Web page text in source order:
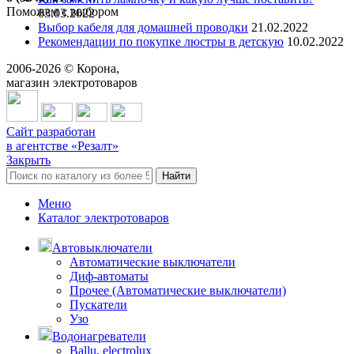
Поможем с выбором
03.03.2022
Выбор кабеля для домашней проводки 21.02.2022
Рекомендации по покупке люстры в детскую 10.02.2022
2006-2026 © Корона,
магазин электротоваров
Сайт разработан
в агентстве «Резалт»
Закрыть
Найти
Меню
Каталог электротоваров
Автовыключатели
Автоматические выключатели
Диф-автоматы
Прочее (Автоматические выключатели)
Пускатели
Узо
Водонагреватели
Ballu, electrolux